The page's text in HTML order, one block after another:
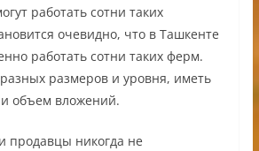
работать сотни таких
очевидно, что в Ташкенте
работать сотни таких ферм.
размеров и уровня, иметь
объем вложений.
продавцы никогда не